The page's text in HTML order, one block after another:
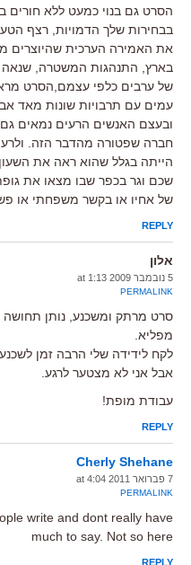
הסרט גם בנוי כמעט ללא חורים
בבחירות שלך הדמויות, רצף
את האמירה הערכית שהיוצרים
בארץ, התנהגות המשטרה, שנאה
של ערבים כלפי עצמם,הסרט
עמים עם תרבויות שונות מאד
ובעצם האנשים הרעים נמאים
חברה שפטורה מהדבר הזה.
הייתה בגלל שהוא ראה את
שכם וגר בכפר שבו מצאו את
של אחיו או בקשר משפחתי או
REPLY
אלון
5 נובמבר 2009 at 1:13
PERMALINK
סרט מרתק ומשכנע, נותן
מפליא.
לקח לידידה שלי הרבה זמן
אבל אני לא מצטער לרגע.
עבודת מופת!
REPLY
Cherly Shehane
7 פברואר 2011 at 4:04
PERMALINK
write and dont really have
much to say. Not so here
REPLY